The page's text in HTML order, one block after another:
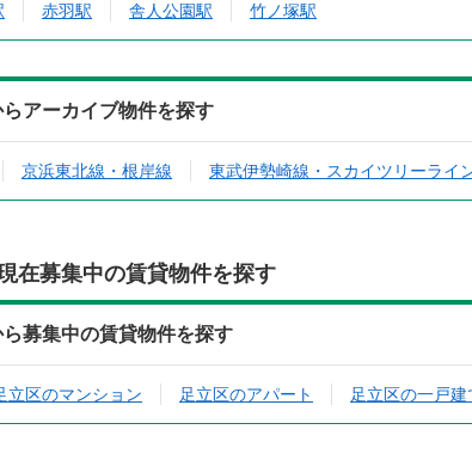
赤羽駅 舎人公園駅 竹ノ塚駅
アーカイブ物件を探す
京浜東北線・根岸線 東武伊勢崎線・スカイツリーライ
在募集中の賃貸物件を探す
募集中の賃貸物件を探す
立区のマンション 足立区のアパート 足立区の一戸建